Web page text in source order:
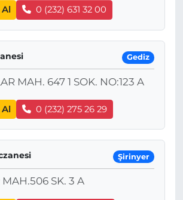
0 (232) 631 32 00
Gediz
MAH. 647 1 SOK. NO:123 A
0 (232) 275 26 29
Şirinyer
SK. 3 A